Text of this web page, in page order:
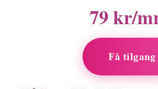
79 kr/
Få tilgang